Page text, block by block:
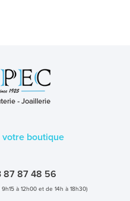
boutique
87 87 48 56
à 12h00 et de 14h à 18h30)